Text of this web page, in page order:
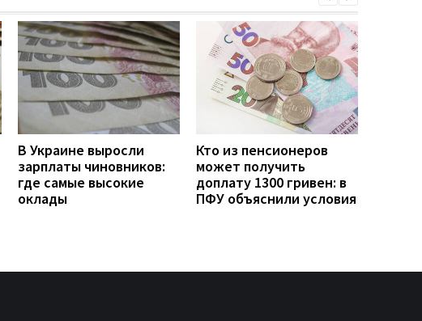
В Украине выросли
зарплаты чиновников:
где самые высокие
оклады
Кто из пенсионеров
может получить
доплату 1300 гривен: в
ПФУ объяснили условия